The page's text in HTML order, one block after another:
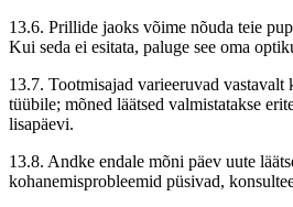
13.6. Prillide jaoks võime nõuda teie
Kui seda ei esitata, paluge see oma
13.7. Tootmisajad varieeruvad vastavalt
tüübile; mõned läätsed valmistatakse
lisapäevi.
13.8. Andke endale mõni päev uute
kohanemisprobleemid püsivad,